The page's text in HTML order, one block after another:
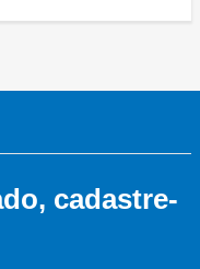
cadastre-